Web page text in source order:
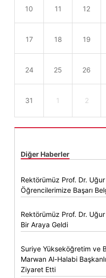
10 11 12
17 18 19
24 25 26
31 1 2
Diğer Haberler
Rektörümüz Prof. Dr.
Öğrencilerimize Başarı
Rektörümüz Prof. Dr.
Bir Araya Geldi
Suriye Yükseköğretim ve
Marwan Al-Halabi
Ziyaret Etti